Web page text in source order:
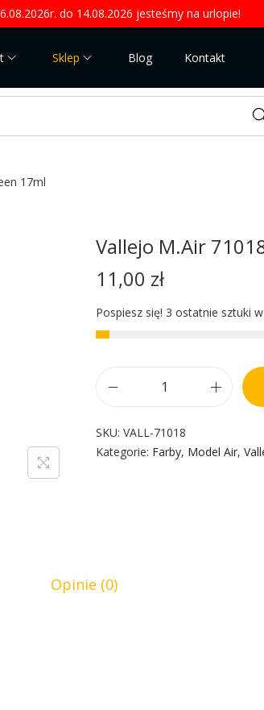
do 14.08.2026 jesteśmy na urlopie!
Sklep Blog Kontakt
17ml
Vallejo M.Air
11,00 zł
Pospiesz się! 3 ostatnie sztuki
SKU: VALL-71018
Kategorie: Farby, Model Air,
Opinie (0)